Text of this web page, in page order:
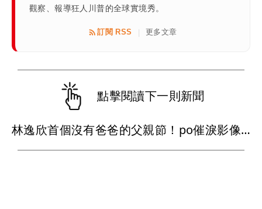
觀察、報導狂人川普的全球實境秀。
訂閱 RSS | 更多文章
點擊閱讀下一則新聞
林逸欣首個沒有爸爸的父親節！po催淚影像「我很幸福，爸爸也很快樂吧」